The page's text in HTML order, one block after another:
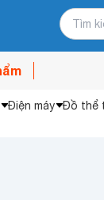
Điện máy Đồ thể